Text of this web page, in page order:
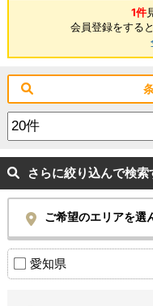
1件
会員登録をする
さらに絞り込んで検索
ご希望のエリアを選
愛知県